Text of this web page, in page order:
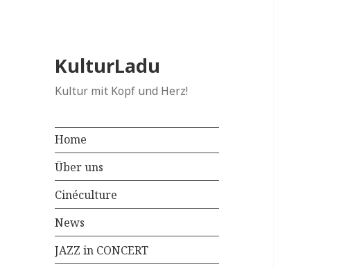
KulturLadu
Kultur mit Kopf und Herz!
Home
Über uns
Cinéculture
News
JAZZ in CONCERT